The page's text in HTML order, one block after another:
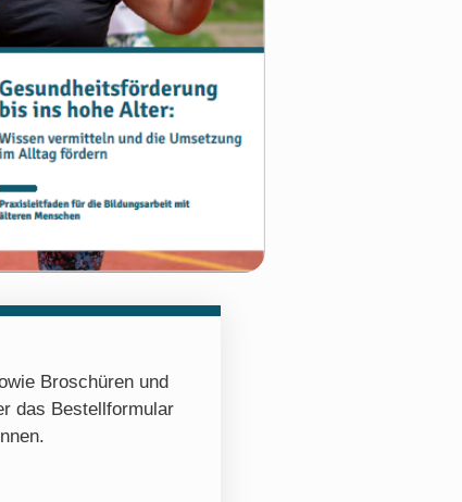
Broschüren und
das Bestellformular